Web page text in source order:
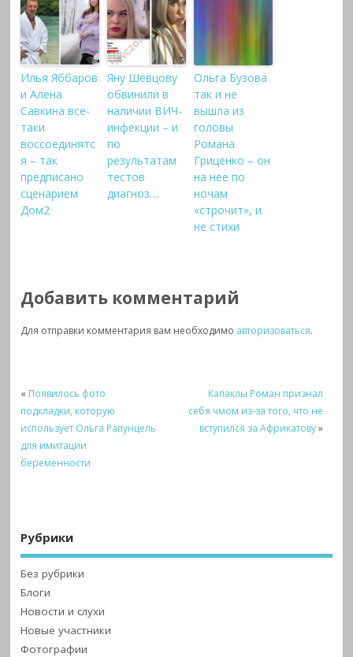
Илья Яббаров
и Алена
Савкина все-
таки
воссоединятс
я – так
предписано
сценарием
Дом2
Яну Шевцову
обвинили в
наличии ВИЧ-
инфекции – и
по
результатам
тестов
диагноз…
Ольга Бузова
так и не
вышла из
головы
Романа
Гриценко – он
на нее по
ночам
«строчит», и
не стихи
Добавить комментарий
Для отправки комментария вам необходимо авторизоваться.
« Появилось фото
подкладки, которую
использует Ольга Рапунцель
для имитации
беременности
Капаклы Роман признал
себя чмом из-за того, что не
вступился за Африкатову»
Рубрики
Без рубрики
Блоги
Новости и слухи
Новые участники
Фотографии